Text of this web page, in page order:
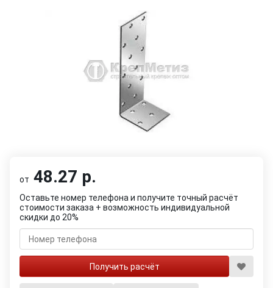
от 48.27 р.
Оставьте номер телефона и получите точный расчёт
стоимости заказа + возможность индивидуальной
скидки до 20%